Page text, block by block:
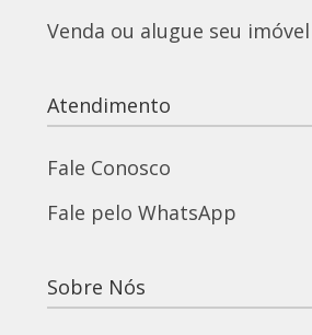
Venda ou alugue seu imóvel
Atendimento
Fale Conosco
Fale pelo WhatsApp
Sobre Nós